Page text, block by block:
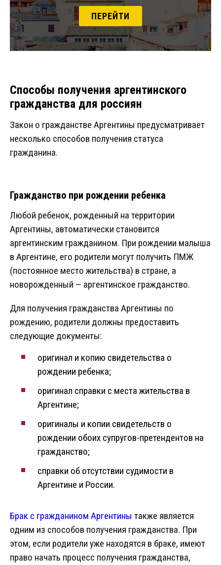
ПЕРЕЙТИ
Способы получения аргентинского
гражданства для россиян
Закон о гражданстве Аргентины предусматривает
несколько способов получения статуса
гражданина.
Гражданство при рождении ребенка
Любой ребенок, рожденный на территории
Аргентины, автоматически становится
аргентинским гражданином. При рождении малыша
в Аргентине, его родители могут получить ПМЖ
(постоянное место жительства) в стране, а
новорожденный — аргентинское гражданство.
Для получения гражданства Аргентины по
рождению, родители должны предоставить
следующие документы:
оригинал и копию свидетельства о
рождении ребенка;
оригинал справки с места жительства в
Аргентине;
оригиналы и копии свидетельств о
рождении обоих супругов-претендентов на
гражданство;
справки об отсутствии судимости в
Аргентине и России.
Брак с гражданином Аргентины также является
одним из способов получения гражданства. При
этом, если родители уже находятся в браке, имеют
право начать процесс получения гражданства,